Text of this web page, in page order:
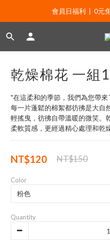
會員日福利  |  0元
會員日福利  |  0元
會員日福利  |  會
會員日福利  |  0元
乾燥棉花 一組
"在這柔和的季節，我們為您帶
每一片蓬鬆的棉絮都彷彿是大自
輕搖曳，彷彿自帶溫暖的微笑。
柔軟質感，更經過精心處理和乾
NT$120 NT$150
Color
Quantity